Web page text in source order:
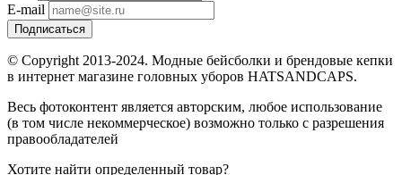
E-mail
Подписаться
© Copyright 2013-2024. Модные бейсболки и брендовые кепки
в интернет магазине головных уборов HATSANDCAPS.
Весь фотоконтент является авторским, любое использование
(в том числе некоммерческое) возможно только с разрешения
правообладателей
Хотите найти определенный товар?